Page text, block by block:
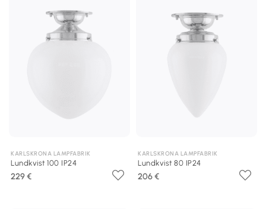
KARLSKRONA LAMPFABRIK
Lundkvist 100 IP24
229 €
KARLSKRONA LAMPFABRIK
Lundkvist 80 IP24
206 €